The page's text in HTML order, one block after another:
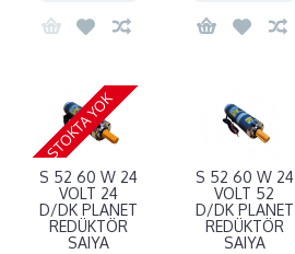
STOKTA YOK
S 52 60 W 24
VOLT 24
D/DK PLANET
REDÜKTÖR
SAIYA
S 52 60 W 24
VOLT 52
D/DK PLANET
REDÜKTÖR
SAIYA